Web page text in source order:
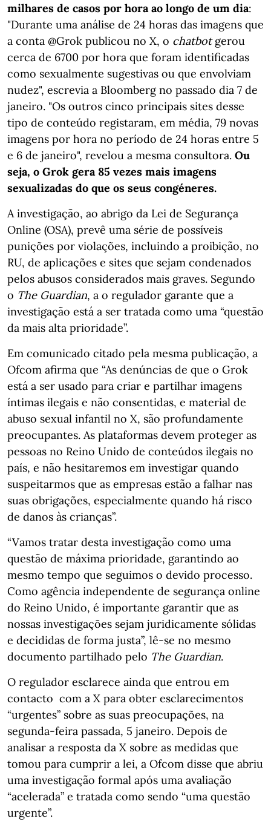
milhares de casos por hora ao longo de um dia:
"Durante uma análise de 24 horas das imagens que
a conta @Grok publicou no X, o chatbotgerou
cerca de 6700 por hora que foram identificadas
como sexualmente sugestivas ou que envolviam
nudez", escrevia a Bloomberg no passado dia 7 de
janeiro. "Os outros cinco principais sites desse
tipo de conteúdo registaram, em média, 79 novas
imagens por hora no período de 24 horas entre 5
e 6 de janeiro", revelou a mesma consultora. Ou
seja, o Grok gera 85 vezes mais imagens
sexualizadas do que os seus congéneres.
A investigação, ao abrigo da Lei de Segurança
Online (OSA), prevê uma série de possíveis
punições por violações, incluindo a proibição, no
RU, de aplicações e sites que sejam condenados
pelos abusos considerados mais graves. Segundo
o The Guardian, a o regulador garante que a
investigação está a ser tratada como uma “questão
da mais alta prioridade”.
Em comunicado citado pela mesma publicação, a
Ofcom afirma que “As denúncias de que o Grok
está a ser usado para criar e partilhar imagens
íntimas ilegais e não consentidas, e material de
abuso sexual infantil no X, são profundamente
preocupantes. As plataformas devem proteger as
pessoas no Reino Unido de conteúdos ilegais no
país, e não hesitaremos em investigar quando
suspeitarmos que as empresas estão a falhar nas
suas obrigações, especialmente quando há risco
de danos às crianças”.
“Vamos tratar desta investigação como uma
questão de máxima prioridade, garantindo ao
mesmo tempo que seguimos o devido processo.
Como agência independente de segurança online
do Reino Unido, é importante garantir que as
nossas investigações sejam juridicamente sólidas
e decididas de forma justa”, lê-se no mesmo
documento partilhado pelo The Guardian.
O regulador esclarece ainda que entrou em
contacto com a X para obter esclarecimentos
“urgentes” sobre as suas preocupações, na
segunda-feira passada, 5 janeiro. Depois de
analisar a resposta da X sobre as medidas que
tomou para cumprir a lei, a Ofcom disse que abriu
uma investigação formal após uma avaliação
“acelerada” e tratada como sendo “uma questão
urgente”.